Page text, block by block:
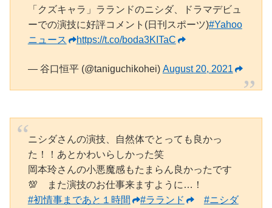
「クズキャラ」ラランドのニシダ、ドラマデビュ
ーでの演技に好評コメント(日刊スポーツ)#Yahoo
ニュース
https://t.co/boda3KITaC
— 谷口恒平 (@taniguchikohei) August 20, 2021
ニシダさんの演技、自然体でとっても良かっ
た！！あとかわいらしかった笑
岡本玲さんの小悪魔感もたまらん良かったです
💯 また演技のお仕事来ますように…！
#初情事まであと１時間
#ラランド
#ニシダ